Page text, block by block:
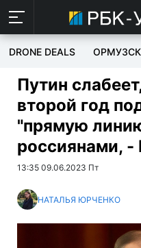
DRONE DEALS
Путин
второй год
"прямую
россиянами, -
13:35 09.06.2023 Пт
НАТАЛЬЯ ЮРЧЕНКО